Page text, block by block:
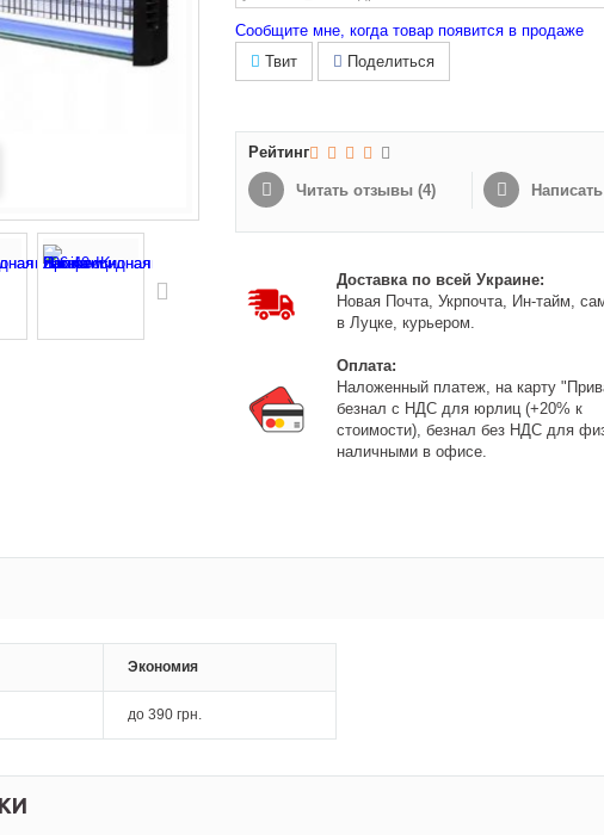
Сообщите мне, когда товар появится в продаже
Твит
Поделиться
Рейтинг
Читать отзывы (4)
Доставка по всей Украине:
Новая Почта, Укрпочта, Ин-тайм,
в Луцке, курьером.
Оплата:
Наложенный платеж, на карту
безнал с НДС для юрлиц (+20% к
стоимости), безнал без НДС для
наличными в офисе.
Экономия
до 390 грн.